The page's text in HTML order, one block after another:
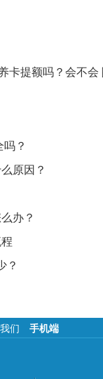
卡提额吗？会不会
？
原因？
办？
？
们 手机端